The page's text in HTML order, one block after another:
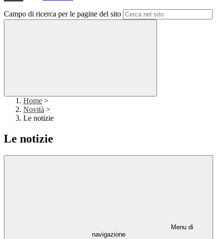
Campo di ricerca per le pagine del sito
Home >
Novità >
Le notizie
Le notizie
Menu di
navigazione